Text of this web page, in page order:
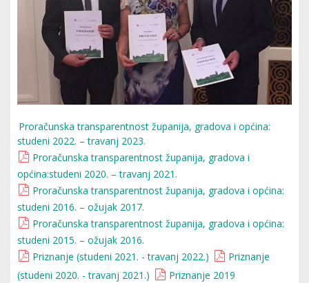
Proračunska transparentnost županija, gradova i općina:
studeni 2022. – travanj 2023.
Proračunska transparentnost županija, gradova i
općina:studeni 2020. – travanj 2021.
Proračunska transparentnost županija, gradova i općina:
studeni 2016. – ožujak 2017.
Proračunska transparentnost županija, gradova i općina:
studeni 2015. – ožujak 2016.
Priznanje (studeni 2021. - travanj 2022.)
Priznanje
(studeni 2020. - travanj 2021.)
Priznanje 2019